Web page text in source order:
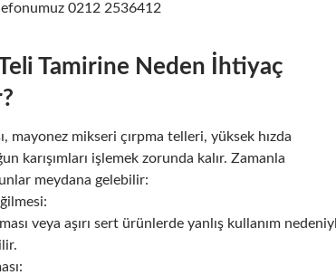
0212 2536412
Tamirine Neden İhtiyaç
mayonez mikseri çırpma telleri, yüksek hızda
karışımları işlemek zorunda kalır. Zamanla
meydana gelebilir:
veya aşırı sert ürünlerde yanlış kullanım